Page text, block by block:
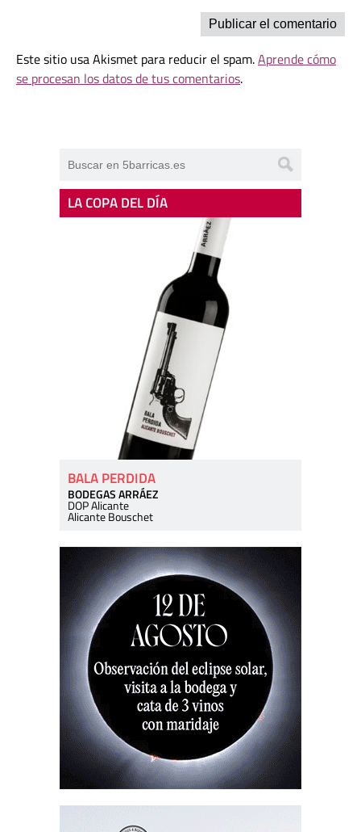
Este sitio usa Akismet para reducir el spam.Aprende cómo
se procesan los datos de tus comentarios.
LA COPA DEL DÍA
BALA PERDIDA
BODEGAS ARRÁEZ
DOP Alicante
Alicante Bouschet